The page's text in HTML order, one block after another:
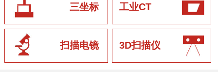
三坐标 工业CT
扫描电镜 3D扫描仪